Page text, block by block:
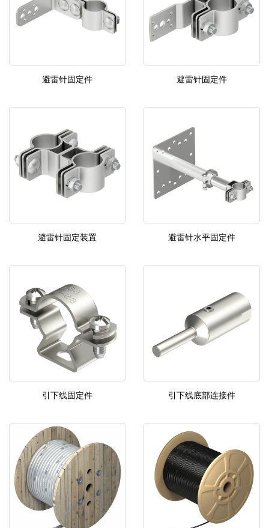
避雷针固定件 避雷针固定件
避雷针固定装置 避雷针水平固定件
引下线固定件 引下线底部连接件